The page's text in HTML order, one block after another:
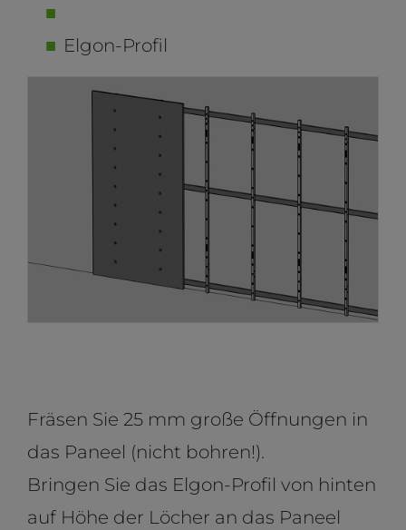
Elgon-Profil
Fräsen Sie 25 mm große Öffnungen in
das Paneel (nicht bohren!).
Bringen Sie das Elgon-Profil von hinten
auf Höhe der Löcher an das Paneel